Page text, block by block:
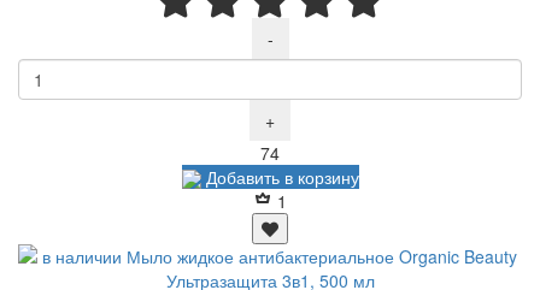
-
+
74Р
Добавить в корзину
1